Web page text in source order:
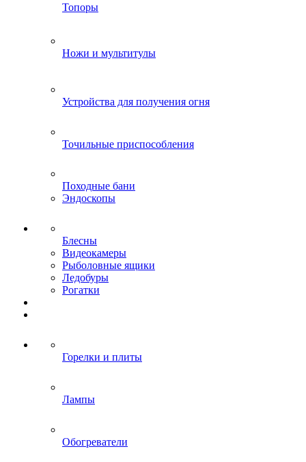
Топоры
Ножи и мультитулы
Устройства для получения огня
Точильные приспособления
Походные бани
Эндоскопы
Блесны
Видеокамеры
Рыболовные ящики
Ледобуры
Рогатки
Горелки и плиты
Лампы
Обогреватели